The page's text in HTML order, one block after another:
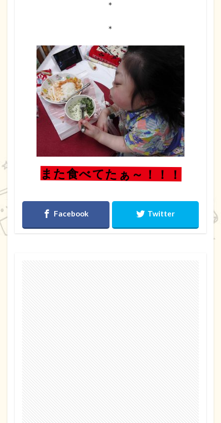
＊
＊
また食べてたぁ～！！！